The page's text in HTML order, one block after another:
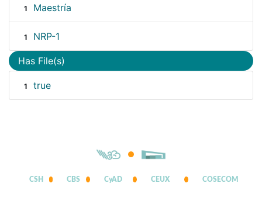
1 Maestría
1 NRP-1
Has File(s)
1 true
CSH CBS CyAD CEUX COSECOM